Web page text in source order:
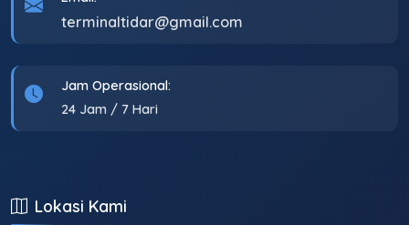
terminaltidar@gmail.com
Jam Operasional:
24 Jam / 7 Hari
Lokasi Kami